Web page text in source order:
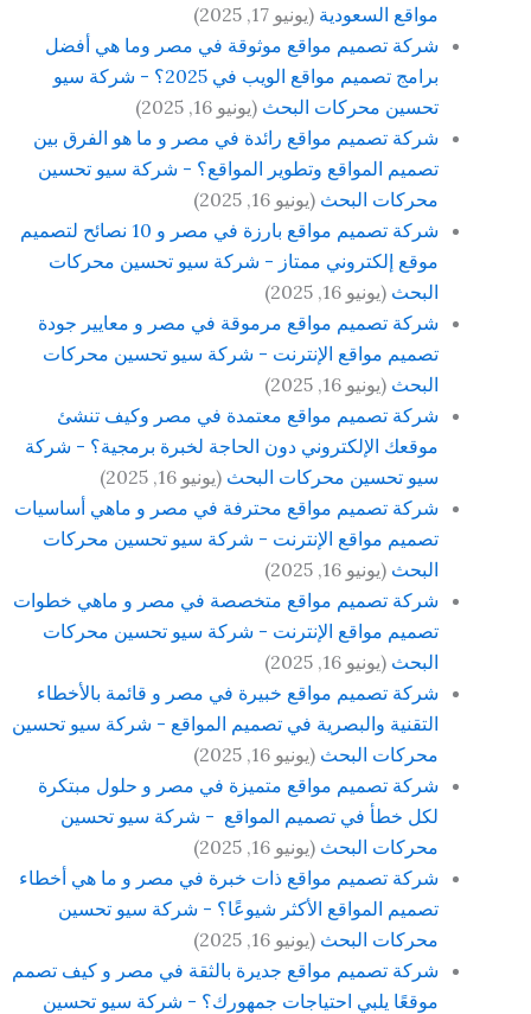
مواقع السعودية (يونيو 17, 2025)
شركة تصميم مواقع موثوقة في مصر وما هي أفضل
برامج تصميم مواقع الويب في 2025؟ - شركة سيو
تحسين محركات البحث (يونيو 16, 2025)
شركة تصميم مواقع رائدة في مصر و ما هو الفرق بين
تصميم المواقع وتطوير المواقع؟ - شركة سيو تحسين
محركات البحث (يونيو 16, 2025)
شركة تصميم مواقع بارزة في مصر و 10 نصائح لتصميم
موقع إلكتروني ممتاز - شركة سيو تحسين محركات
البحث (يونيو 16, 2025)
شركة تصميم مواقع مرموقة في مصر و معايير جودة
تصميم مواقع الإنترنت - شركة سيو تحسين محركات
البحث (يونيو 16, 2025)
شركة تصميم مواقع معتمدة في مصر وكيف تنشئ
موقعك الإلكتروني دون الحاجة لخبرة برمجية؟ - شركة
سيو تحسين محركات البحث (يونيو 16, 2025)
شركة تصميم مواقع محترفة في مصر و ماهي أساسيات
تصميم مواقع الإنترنت - شركة سيو تحسين محركات
البحث (يونيو 16, 2025)
شركة تصميم مواقع متخصصة في مصر و ماهي خطوات
تصميم مواقع الإنترنت - شركة سيو تحسين محركات
البحث (يونيو 16, 2025)
شركة تصميم مواقع خبيرة في مصر و قائمة بالأخطاء
التقنية والبصرية في تصميم المواقع - شركة سيو تحسين
محركات البحث (يونيو 16, 2025)
شركة تصميم مواقع متميزة في مصر و حلول مبتكرة
لكل خطأ في تصميم المواقع - شركة سيو تحسين
محركات البحث (يونيو 16, 2025)
شركة تصميم مواقع ذات خبرة في مصر و ما هي أخطاء
تصميم المواقع الأكثر شيوعًا؟ - شركة سيو تحسين
محركات البحث (يونيو 16, 2025)
شركة تصميم مواقع جديرة بالثقة في مصر و كيف تصمم
موقعًا يلبي احتياجات جمهورك؟ - شركة سيو تحسين